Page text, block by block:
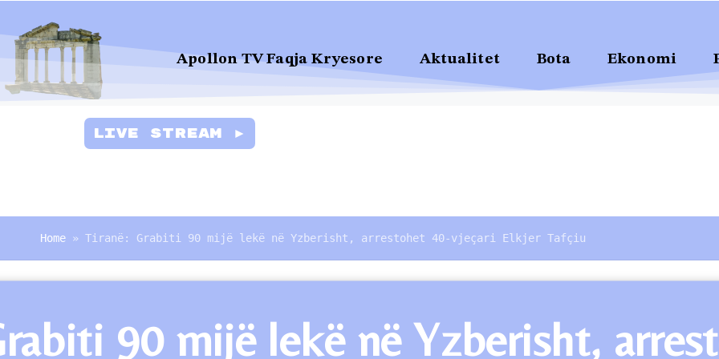
Apollon TV Faqja Kryesore Aktualitet Bota Ekonomi
Live Stream ►
Home » Tiranë: Grabiti 90 mijë lekë në Yzberisht, arrestohet 40-vjeçari Elkjer Tafçiu
90 mijë lekë në Yzberisht,